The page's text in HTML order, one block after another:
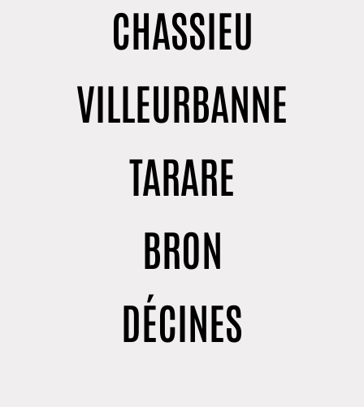
CHASSIEU
VILLEURBANNE
TARARE
BRON
DÉCINES